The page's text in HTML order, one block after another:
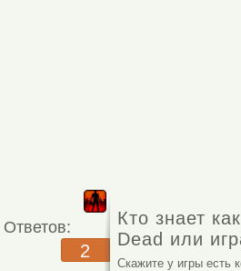
Ответов:
2
Кто знает
Dead или
Скажите у игры есть